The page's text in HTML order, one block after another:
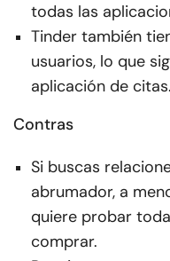
todas las
Tinder también
usuarios, lo que
aplicación de citas.
Contras
Si buscas
abrumador, a
quiere probar
comprar.